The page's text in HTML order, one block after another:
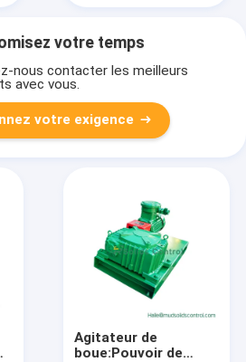
votre temps
nous contacter les meilleurs
avec vous.
votre exigence
Agitateur de
boue:Pouvoir de